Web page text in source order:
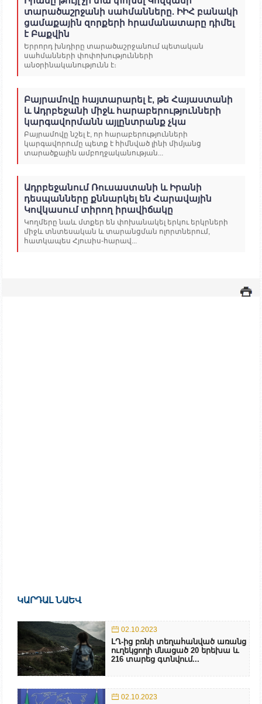
տարածաշրջանի սահմանները. ԻԻՀ բանակի
ցամաքային զորքերի հրամանատարը դիմել
է Բաքվին
Երրորդ խնդիրը տարածաշրջանում պետական
սահմանների փոփոխությունների
անօրինականությունն է։
Բայրամովը հայտարարել է, թե Հայաստանի
և Ադրբեջանի միջև հարաբերությունների
կարգավորմանն այլընտրանք չկա
Բայրամովը նշել է, որ հարաբերությունների
կարգավորումը պետք է հիմնված լինի միմյանց
տարածքային ամբողջականության...
Ադրբեջանում Ռուսաստանի և Իրանի
դեսպանները քննարկել են Հարավային
Կովկասում տիրող իրավիճակը
Կողմերը նաև մտքեր են փոխանակել երկու երկրների
միջև տնտեսական և տարանցման ոլորտներում,
հատկապես Հյուսիս-հարավ...
ԿԱՐԴԱԼ ՆԱԵՎ
02.10.2023
ԼՂ-ից բռնի տեղահանված առանց
ուղեկցողի մնացած 20 երեխա և
216 տարեց գտնվում...
02.10.2023